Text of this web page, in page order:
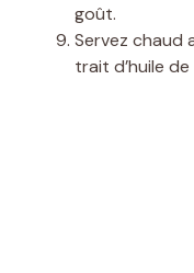
goût.
Servez chaud
trait d’huile